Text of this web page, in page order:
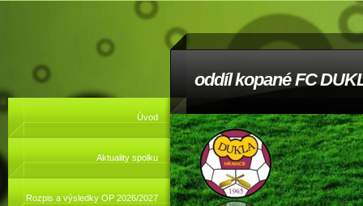
oddíl kopané FC
Úvod
Aktuality spolku
Rozpis a výsledky OP 2026/2027